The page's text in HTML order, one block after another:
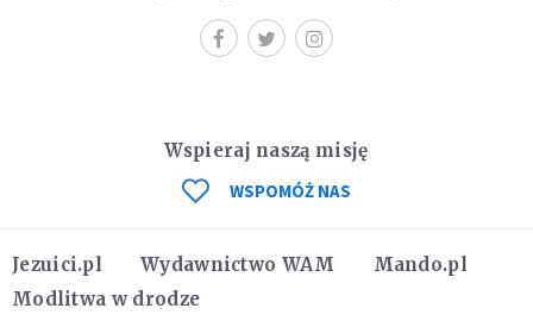
Jezuici.pl Wydawnictwo WAM
Mando.pl
Modlitwa w drodze
Wspieraj naszą misję
WSPOMÓŻ NAS